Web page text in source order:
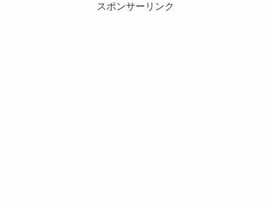
スポンサーリンク